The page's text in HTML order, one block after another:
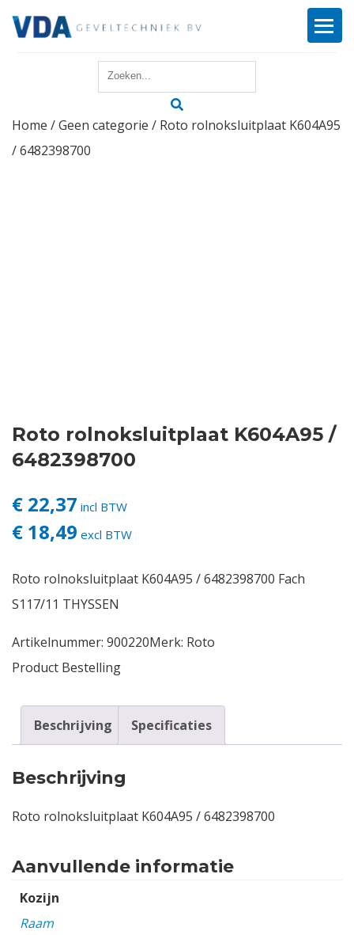
Reparatie
Login
Home /Geen categorie / Roto rolnoksluitplaat K604A95
/ 6482398700
Roto rolnoksluitplaat K604A95 /
6482398700
€ 22,37 incl BTW
€ 18,49 excl BTW
Roto rolnoksluitplaat K604A95 / 6482398700 Fach
S117/11 THYSSEN
Artikelnummer: 900220Merk: Roto
Product Bestelling
Beschrijving Specificaties
Beschrijving
Roto rolnoksluitplaat K604A95 / 6482398700
Aanvullende informatie
Kozijn
Raam